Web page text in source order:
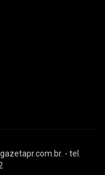
. - tel.